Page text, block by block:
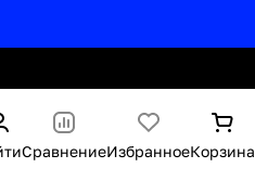
СравнениеИзбранноеКорзина